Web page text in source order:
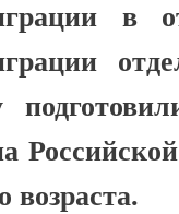
в
возраста.